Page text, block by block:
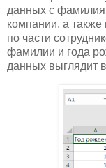
данных с
компании, а
по части
фамилии и года
данных выглядит